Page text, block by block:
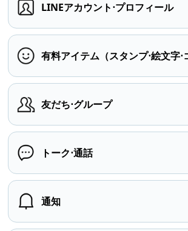
LINEアカウント⋅プロフィール
有料アイテム（スタンプ⋅絵文字⋅
友だち⋅グループ
トーク⋅通話
通知